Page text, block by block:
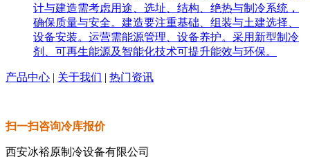
计与建造需考虑用途、选址、结构、绝热与制冷系统，
确保质量与安全。建造要注重基础、组装与土建选择、
设备安装。运营需能源管理、设备养护。采用新型制冷
剂、可再生能源及智能化技术可提升能效与环保。
产品中心 | 关于我们 | 热门资讯
扫一扫咨询冷库报价
西安冰裕原制冷设备有限公司